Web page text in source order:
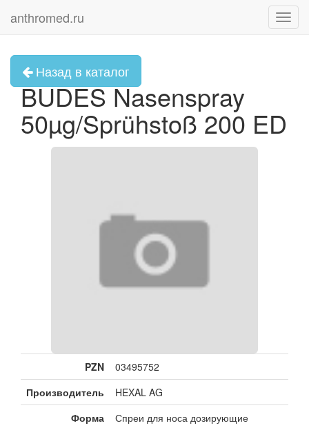
anthromed.ru
Назад в каталог
BUDES Nasenspray
50µg/Sprühstoß 200 ED
PZN
03495752
Производитель
HEXAL AG
Форма
Спреи для носа дозирующие